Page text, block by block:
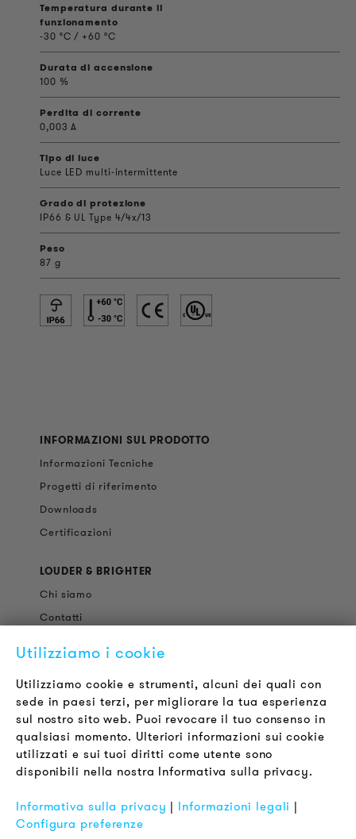
Temperatura durante il
funzionamento
-30 °C / +60 °C
Durata di accensione
100 %
Perdita di corrente
0,003 A
Tipo di luce
Luce LED multi-intermittente
Grado di protezione
IP66 & UL Type 4/4x/13
Peso
87 g
INFORMAZIONI SUL PRODOTTO
Informazioni Tecniche
Progetti di riferimento
Downloads
Certificazioni
LOUDER & BRIGHTER
Chi siamo
Contatti
Newsletter
LEGALE
Termini & Condizioni
Informativa sulla Privacy
Impronta
Utilizziamo i cookie
Utilizziamo cookie e strumenti, alcuni dei quali con
sede in paesi terzi, per migliorare la tua esperienza
sul nostro sito web. Puoi revocare il tuo consenso in
qualsiasi momento. Ulteriori informazioni sui cookie
utilizzati e sui tuoi diritti come utente sono
disponibili nella nostra Informativa sulla privacy.
Informativa sulla privacy | Informazioni legali |
Configura preferenze